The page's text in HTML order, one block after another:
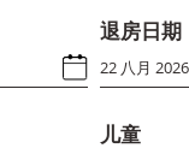
退房日期
儿童